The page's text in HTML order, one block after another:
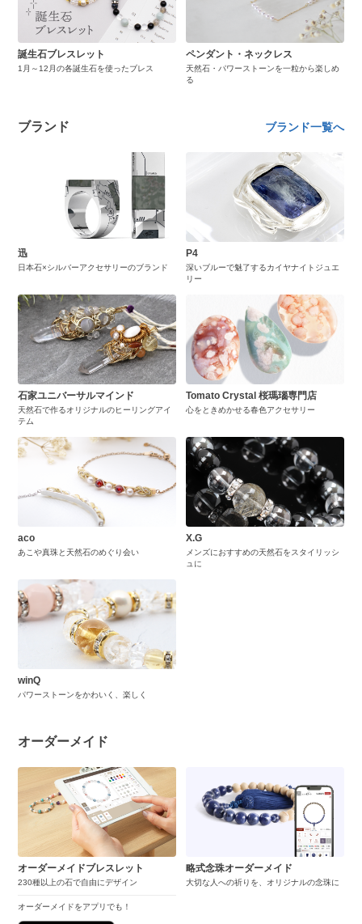
誕生石ブレスレット
1月～12月の各誕生石を使ったブレス
ペンダント・ネックレス
天然石・パワーストーンを一粒から楽しめ
る
ブランド ブランド一覧へ
迅
日本石×シルバーアクセサリーのブランド
P4
深いブルーで魅了するカイヤナイトジュエ
リー
石家ユニバーサルマインド
天然石で作るオリジナルのヒーリングアイ
テム
Tomato Crystal 桜瑪瑙専門店
心をときめかせる春色アクセサリー
aco
あこや真珠と天然石のめぐり会い
X.G
メンズにおすすめの天然石をスタイリッシ
ュに
winQ
パワーストーンをかわいく、楽しく
オーダーメイド
オーダーメイドブレスレット
230種以上の石で自由にデザイン
オーダーメイドをアプリでも！
略式念珠オーダーメイド
大切な人への祈りを、オリジナルの念珠に